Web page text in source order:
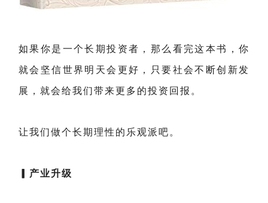
如果你是一个长期投资者，那么看完这本书，你
就会坚信世界明天会更好，只要社会不断创新发
展，就会给我们带来更多的投资回报。
让我们做个长期理性的乐观派吧。
产业升级